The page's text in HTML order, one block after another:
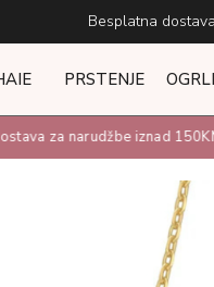
Besplatna
PRSTENJE
za narudžbe iznad 150KM